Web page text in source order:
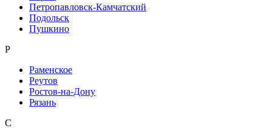
Петропавловск-Камчатский
Подольск
Пушкино
Р
Раменское
Реутов
Ростов-на-Дону
Рязань
С